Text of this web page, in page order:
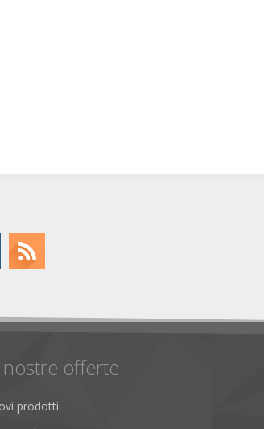
nostre offerte
prodotti